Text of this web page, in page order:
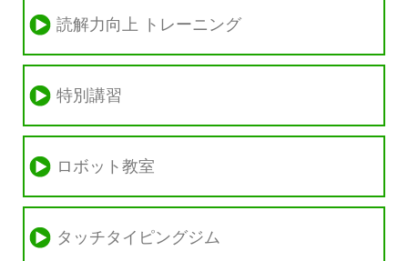
読解力向上 トレーニング
特別講習
ロボット教室
タッチタイピングジム